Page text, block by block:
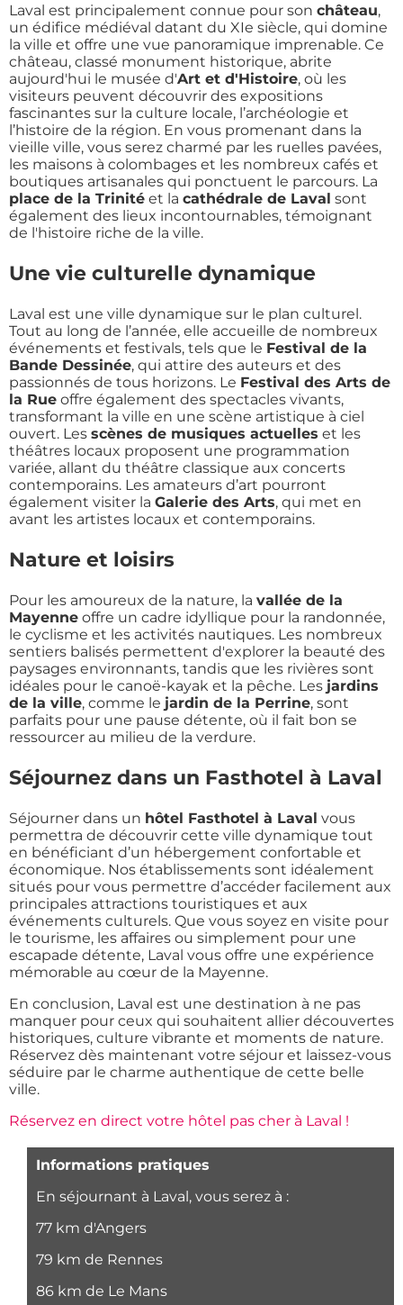
Laval est principalement connue pour son château,
un édifice médiéval datant du XIe siècle, qui domine
la ville et offre une vue panoramique imprenable. Ce
château, classé monument historique, abrite
aujourd'hui le musée d'Art et d'Histoire, où les
visiteurs peuvent découvrir des expositions
fascinantes sur la culture locale, l’archéologie et
l’histoire de la région. En vous promenant dans la
vieille ville, vous serez charmé par les ruelles pavées,
les maisons à colombages et les nombreux cafés et
boutiques artisanales qui ponctuent le parcours. La
place de la Trinité et la cathédrale de Laval sont
également des lieux incontournables, témoignant
de l'histoire riche de la ville.
Une vie culturelle dynamique
Laval est une ville dynamique sur le plan culturel.
Tout au long de l’année, elle accueille de nombreux
événements et festivals, tels que le Festival de la
Bande Dessinée, qui attire des auteurs et des
passionnés de tous horizons. Le Festival des Arts de
la Rue offre également des spectacles vivants,
transformant la ville en une scène artistique à ciel
ouvert. Les scènes de musiques actuelles et les
théâtres locaux proposent une programmation
variée, allant du théâtre classique aux concerts
contemporains. Les amateurs d’art pourront
également visiter la Galerie des Arts, qui met en
avant les artistes locaux et contemporains.
Nature et loisirs
Pour les amoureux de la nature, la vallée de la
Mayenne offre un cadre idyllique pour la randonnée,
le cyclisme et les activités nautiques. Les nombreux
sentiers balisés permettent d'explorer la beauté des
paysages environnants, tandis que les rivières sont
idéales pour le canoë-kayak et la pêche. Les jardins
de la ville, comme le jardin de la Perrine, sont
parfaits pour une pause détente, où il fait bon se
ressourcer au milieu de la verdure.
Séjournez dans un Fasthotel à Laval
Séjourner dans un hôtel Fasthotel à Laval vous
permettra de découvrir cette ville dynamique tout
en bénéficiant d’un hébergement confortable et
économique. Nos établissements sont idéalement
situés pour vous permettre d’accéder facilement aux
principales attractions touristiques et aux
événements culturels. Que vous soyez en visite pour
le tourisme, les affaires ou simplement pour une
escapade détente, Laval vous offre une expérience
mémorable au cœur de la Mayenne.
En conclusion, Laval est une destination à ne pas
manquer pour ceux qui souhaitent allier découvertes
historiques, culture vibrante et moments de nature.
Réservez dès maintenant votre séjour et laissez-vous
séduire par le charme authentique de cette belle
ville.
Réservez en direct votre hôtel pas cher à Laval !
Informations pratiques
En séjournant à Laval, vous serez à :
77 km d'Angers
79 km de Rennes
86 km de Le Mans